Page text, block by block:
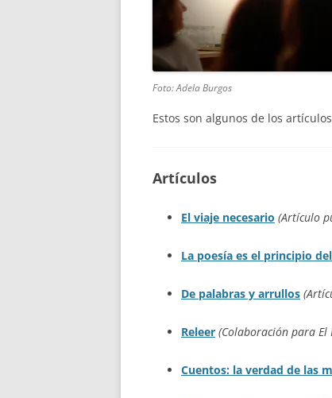
Foto: Adela Burgos
Estos son algunos de los
Artículos
El viaje necesario (Artículo
La poesía es el principio
De palabras y arrullos
Releer (Colaboración para El
Cuentos: la verdad de las